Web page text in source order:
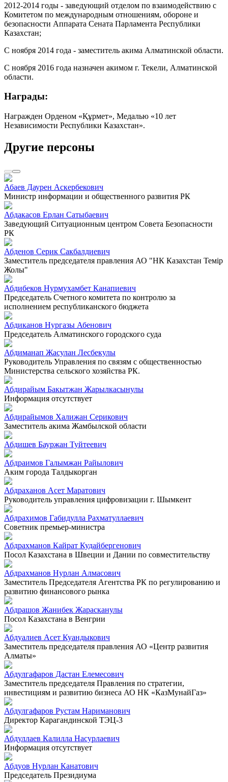
2012-2014 годы - заведующий отделом по взаимодействию с
Комитетом по международным отношениям, обороне и
безопасности Аппарата Сената Парламента Республики
Казахстан;
С ноября 2014 года - заместитель акима Алматинской области.
С ноября 2016 года назначен акимом г. Текели, Алматинской
области.
Награды:
Награжден Орденом «Құрмет», Медалью «10 лет
Независимости Республики Казахстан».
Другие персоны
Абаев Даурен Аскербекович
Министр информации и общественного развития РК
Абдакасов Ерлан Сатыбаевич
Заведующий Ситуационным центром Совета Безопасности
РК
Абденов Серик Сакбалдиевич
Заместитель председателя правления АО "НК Казахстан Темiр
Жолы"
Абдибеков Нурмухамбет Канапиевич
Председатель Счетного комитета по контролю за
исполнением республиканского бюджета
Абдиканов Нургазы Абенович
Председатель Алматинского городского суда
Абдиманап Жасулан Лесбекулы
Руководитель Управления по связям с общественностью
Министерства сельского хозяйства РК.
Абдирайым Бакытжан Жарылкасынулы
Информация отсутствует
Абдирайымов Халижан Серикович
Заместитель акима Жамбылской области
Абдишев Бауржан Туйтеевич
Абдраимов Галымжан Райылович
Аким города Талдыкорган
Абдраханов Асет Маратович
Руководитель управления цифровизации г. Шымкент
Абдрахимов Габидулла Рахматуллаевич
Советник премьер-министра
Абдрахманов Кайрат Кудайбергенович
Посол Казахстана в Швеции и Дании по совместительству
Абдрахманов Нурлан Алмасович
Заместитель Председателя Агентства РК по регулированию и
развитию финансового рынка
Абдрашов Жанибек Жарасканулы
Посол Казахстана в Венгрии
Абдуалиев Асет Куандыкович
Заместитель председателя правления АО «Центр развития
Алматы»
Абдулгафаров Дастан Елемесович
Заместитель председателя Правления по стратегии,
инвестициям и развитию бизнеса АО НК «КазМунайГаз»
Абдулгафаров Рустам Нариманович
Директор Карагандинской ТЭЦ-3
Абдуллаев Калилла Насурлаевич
Информация отсутствует
Абдуов Нурлан Канатович
Председатель Президиума